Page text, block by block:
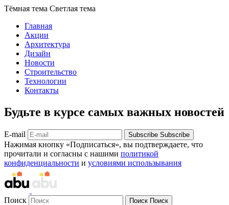
Тёмная тема Светлая тема
Главная
Акции
Архитектура
Дизайн
Новости
Строительство
Технологии
Контакты
Будьте в курсе самых важных новостей
E-mail Subscribe Subscribe
Нажимая кнопку «Подписаться», вы подтверждаете, что
прочитали и согласны с нашими политикой
конфиденциальности и условиями использывания
Поиск Поиск Поиск